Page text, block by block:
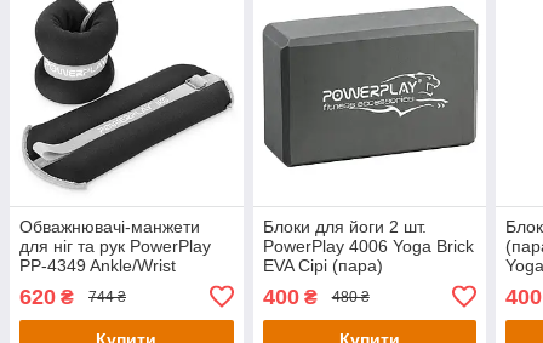
Обважнювачі-манжети
для ніг та рук PowerPlay
PP-4349 Ankle/Wrist
Weights (2шт.*2 kg) (пара)
Чорні
620 ₴ 744 ₴
Блоки для йоги 2 шт.
PowerPlay 4006 Yoga Brick
EVA Сірі (пара)
400₴ 480 ₴ 400